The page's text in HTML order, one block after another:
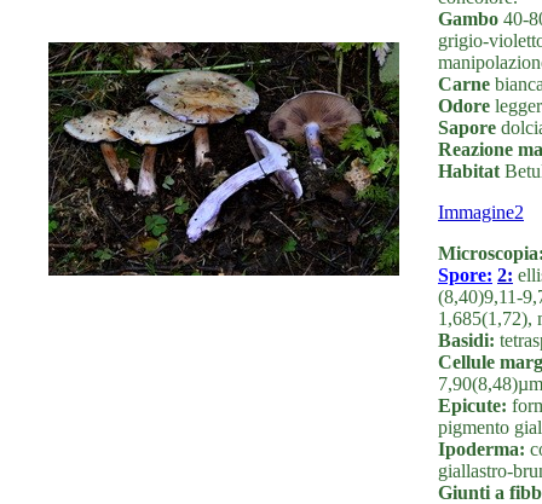
Gambo 40-
grigio-
Carne
Odore
Sapore
Reazione
Habitat
Immagine2
Spore: 2:
(8,40)9,11-
1,685(1,72),
Basidi:
Cellule
Epicute:
pigmento
Ipoderma:
giallastro-
Giunti a